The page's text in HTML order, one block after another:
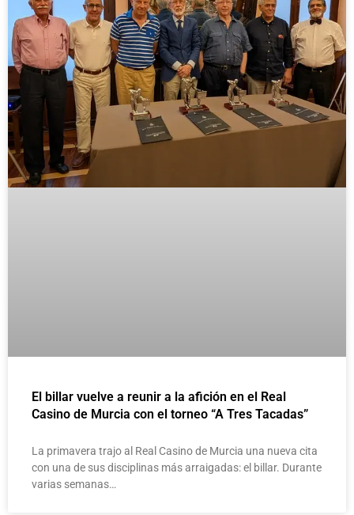
El billar vuelve a reunir a la afición en el Real
Casino de Murcia con el torneo “A Tres Tacadas”
La primavera trajo al Real Casino de Murcia una nueva cita
con una de sus disciplinas más arraigadas: el billar. Durante
varias semanas…